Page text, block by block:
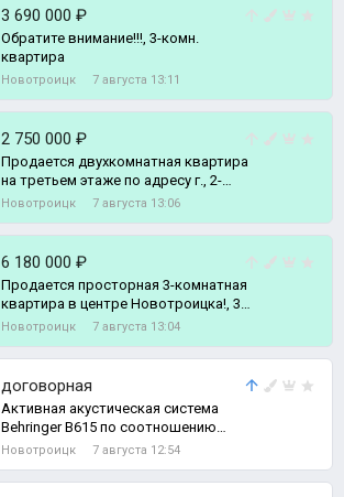
3 690 000 ₽
Обратите внимание!!!, 3-комн.
квартира
Новотроицк 7 августа 13:11
2 750 000 ₽
Продается двухкомнатная квартира
на третьем этаже по адресу г., 2-
комн. квартира
Новотроицк 7 августа 13:06
6 180 000 ₽
Продается просторная 3-комнатная
квартира в центре Новотроицка!, 3-
комн. квартира
Новотроицк 7 августа 13:04
договорная
Активная акустическая система
Behringer B615 по соотношению
мощность/вес превосходит другое
Новотроицк 7 августа 12:54